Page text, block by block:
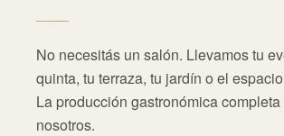
No necesitás un salón. Llevamos tu
quinta, tu terraza, tu jardín o el
La producción gastronómica
nosotros.
02